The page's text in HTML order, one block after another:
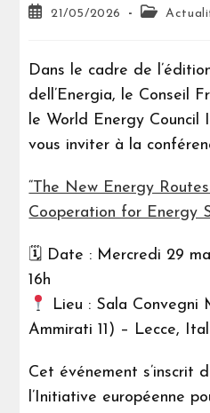
21/05/2026
Dans le cadre de
dell’Energia, le Conseil
le World Energy
vous inviter à la
“The New Energy
Cooperation for Energy
🗓 Date : Mercredi 29
16h
Lieu : Sala Convegni
Ammirati 11) – Lecce,
Cet événement s’inscrit
l’Initiative européenne